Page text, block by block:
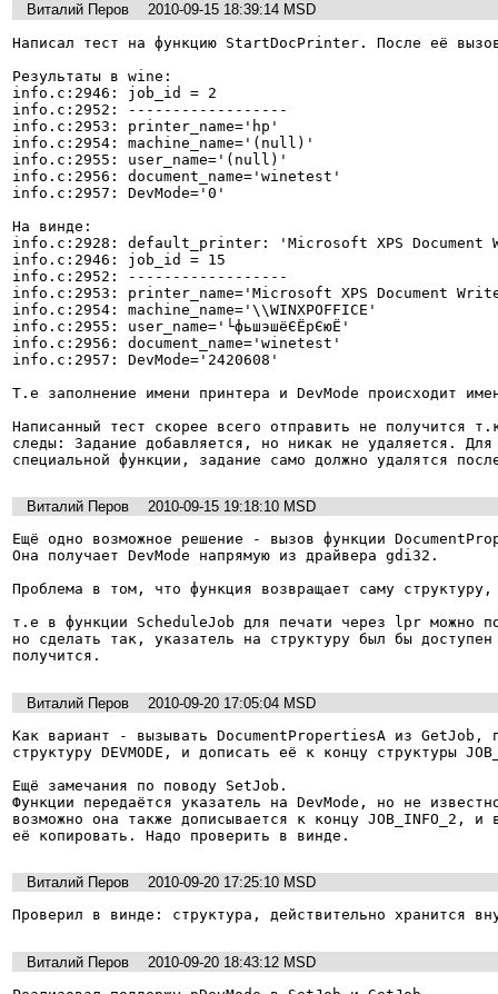
Виталий Перов
2010-09-15 18:39:14 MSD
Написал тест на функцию StartDocPrinter. После её
Результаты в wine:
info.c:2946: job_id = 2
info.c:2952: ------------------
info.c:2953: printer_name='hp'
info.c:2954: machine_name='(null)'
info.c:2955: user_name='(null)'
info.c:2956: document_name='winetest'
info.c:2957: DevMode='0'
На винде:
info.c:2928: default_printer: 'Microsoft XPS Document
info.c:2946: job_id = 15
info.c:2952: ------------------
info.c:2953: printer_name='Microsoft XPS Document
info.c:2954: machine_name='\\WINXPOFFICE'
info.c:2955: user_name='└фьшэшёЄЁрЄюЁ'
info.c:2956: document_name='winetest'
info.c:2957: DevMode='2420608'
Т.е заполнение имени принтера и DevMode происходит
Написанный тест скорее всего отправить не получится
следы: Задание добавляется, но никак не удаляется. Для
специальной функции, задание само должно удалятся
Виталий Перов
2010-09-15 19:18:10 MSD
Ещё одно возможное решение - вызов функции
Она получает DevMode напрямую из драйвера gdi32.
Проблема в том, что функция возвращает саму
т.е в функции ScheduleJob для печати через lpr можно
но сделать так, указатель на структуру был бы
получится.
Виталий Перов
2010-09-20 17:05:04 MSD
Как вариант - вызывать DocumentPropertiesA из GetJob,
структуру DEVMODE, и дописать её к концу структуры
Ещё замечания по поводу SetJob.
Функции передаётся указатель на DevMode, но не
возможно она также дописывается к концу JOB_INFO_2,
её копировать. Надо проверить в винде.
Виталий Перов
2010-09-20 17:25:10 MSD
Проверил в винде: структура, действительно хранится
Виталий Перов
2010-09-20 18:43:12 MSD